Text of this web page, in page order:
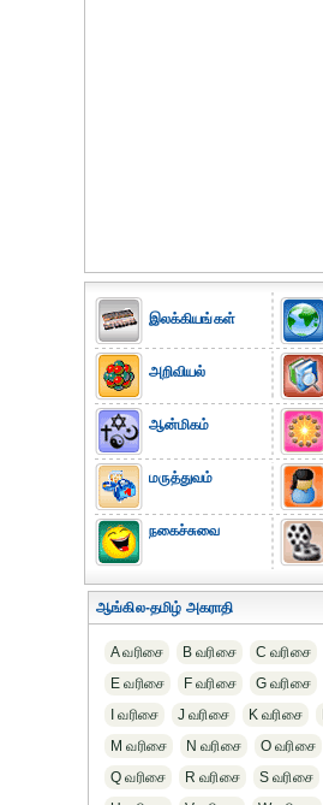
இலக்கியங்கள்
அறிவியல்
ஆன்மிகம்
மருத்துவம்
நகைச்சுவை
ஆங்கில-தமிழ் அகராதி
A வரிசை B வரிசை C வரிசை
E வரிசை
F வரிசை G வரிசை
I வரிசை
J வரிசை K வரிசை
M வரிசை
N வரிசை O வரிசை
Q வரிசை
R வரிசை S வரிசை